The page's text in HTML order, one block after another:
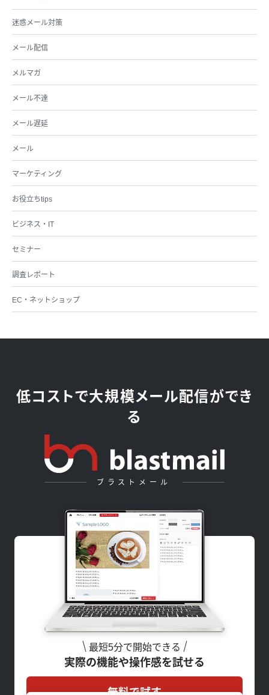
迷惑メール対策
メール配信
メルマガ
メール不達
メール遅延
メール
マーケティング
お役立ちtips
ビジネス・IT
セミナー
調査レポート
EC・ネットショップ
低コストで大規模メール配信ができ
る
ブラストメール
最短5分で開始できる
実際の機能や操作感を試せる